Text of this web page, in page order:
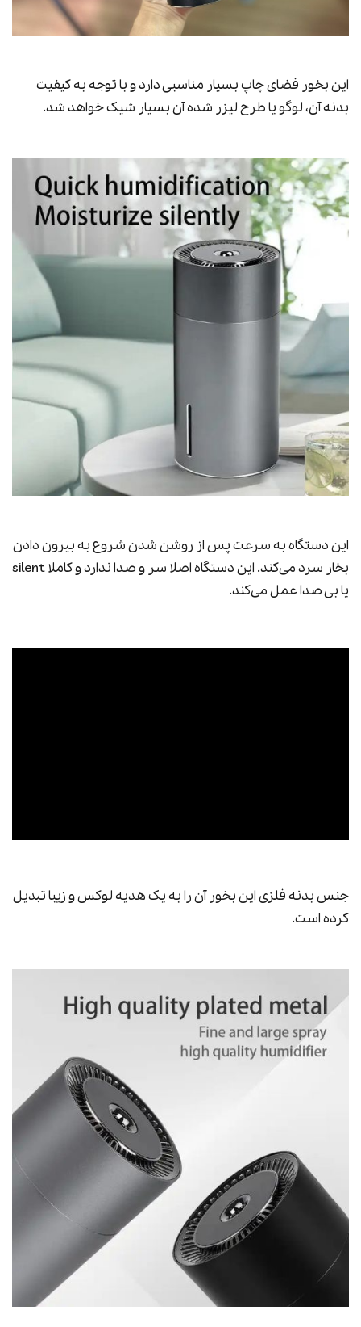
این بخور فضای چاپ بسیار مناسبی دارد و با توجه به کیفیت
بدنه آن، لوگو یا طرح لیزر شده آن بسیار شیک خواهد شد.
این دستگاه به سرعت پس از روشن شدن شروع به بیرون دادن
بخار سرد می‌کند. این دستگاه اصلا سر و صدا ندارد و کاملا silent
یا بی صدا عمل می‌کند.
جنس بدنه فلزی این بخور آن را به یک هدیه لوکس و زیبا تبدیل
کرده است.